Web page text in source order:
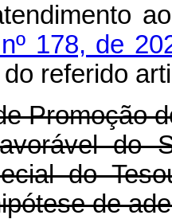
178, de
referido
Promoção
do
do
de